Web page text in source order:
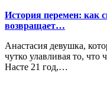
История перемен: как
возвращает…
Анастасия девушка,
чутко улавливая то, что
Насте 21 год,…